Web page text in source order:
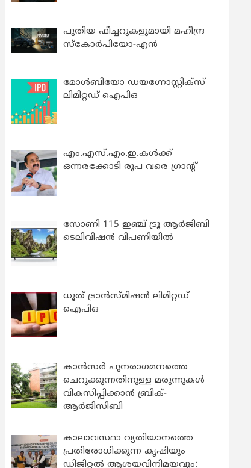
പുതിയ ഫീച്ചറുകളുമായി മഹീന്ദ്ര
സ്കോർപിയോ-എൻ
മോൾബിയോ ഡയഗ്നോസ്റ്റിക്സ്
ലിമിറ്റഡ് ഐപിഒ
എം.എസ്.എം.ഇ.കൾക്ക്
ഒന്നരക്കോടി രൂപ വരെ ഗ്രാന്റ്
സോണി 115 ഇഞ്ച് ട്രൂ ആർജിബി
ടെലിവിഷൻ വിപണിയിൽ
ധൂത് ട്രാൻസ്മിഷൻ ലിമിറ്റഡ്
ഐപിഒ
കാന്‍സര്‍ പുനരാഗമനത്തെ
ചെറുക്കുന്നതിനുള്ള മരുന്നുകള്‍
വികസിപ്പിക്കാന്‍ ബ്രിക്-
ആര്‍ജിസിബി
കാലാവസ്ഥാ വ്യതിയാനത്തെ
പ്രതിരോധിക്കുന്ന കൃഷിയും
ഡിജിറ്റൽ ആശയവിനിമയവും: